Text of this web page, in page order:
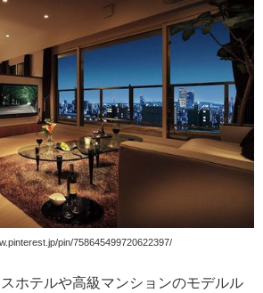
pin/758645499720622397/
ホテルや高級マンションのモデルル